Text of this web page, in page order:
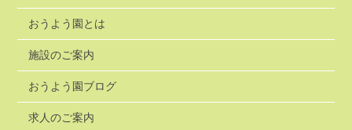
おうよう園とは
施設のご案内
おうよう園ブログ
求人のご案内